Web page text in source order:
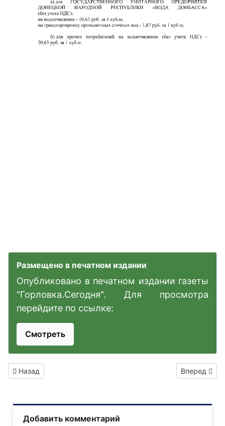
Размещено в печатном издании
Опубликовано в печатном издании газеты
"Горловка.Сегодня". Для просмотра
перейдите по ссылке:
Смотреть
Предыдущий: В ДНР с 2025 года применение контрольно-
Назад Следующий:
Вперед
Добавить комментарий